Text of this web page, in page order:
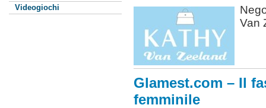
Videogiochi
Van
Glamest.com – Il
femminile